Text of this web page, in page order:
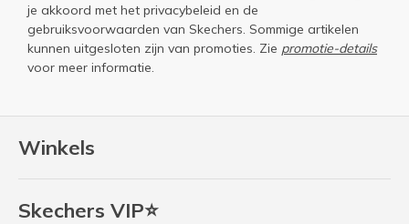
Winkels
Skechers VIP⭐
je akkoord met het privacybeleid en de
gebruiksvoorwaarden van Skechers. Sommige artikelen
kunnen uitgesloten zijn van promoties. Zie promotie-details
voor meer informatie.